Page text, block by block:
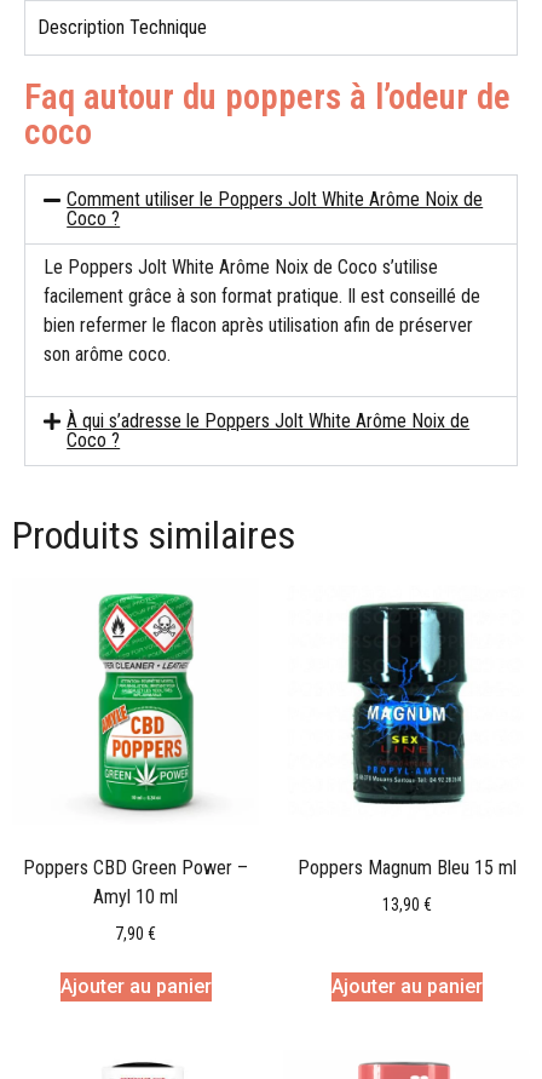
Description Technique
Faq autour du poppers à l’odeur de
coco
Comment utiliser le Poppers Jolt White Arôme Noix de
Coco ?
Le Poppers Jolt White Arôme Noix de Coco s’utilise
facilement grâce à son format pratique. Il est conseillé de
bien refermer le flacon après utilisation afin de préserver
son arôme coco.
À qui s’adresse le Poppers Jolt White Arôme Noix de
Coco ?
Produits similaires
Poppers CBD Green Power –
Amyl 10 ml
7,90 €
Ajouter au panier
Poppers Magnum Bleu 15 ml
13,90 €
Ajouter au panier